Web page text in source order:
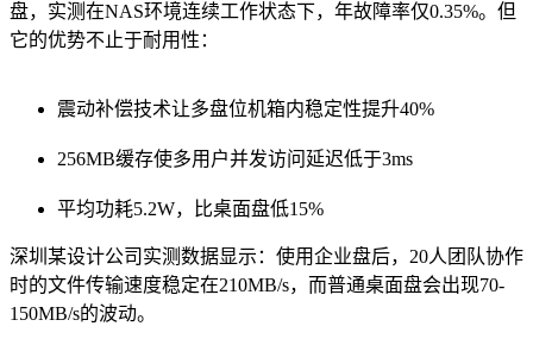
盘，实测在NAS环境连续工作状态下，年故障率仅0.35%。但
它的优势不止于耐用性：
震动补偿技术让多盘位机箱内稳定性提升40%
256MB缓存使多用户并发访问延迟低于3ms
平均功耗5.2W，比桌面盘低15%
深圳某设计公司实测数据显示：使用企业盘后，20人团队协作
时的文件传输速度稳定在210MB/s，而普通桌面盘会出现70-
150MB/s的波动。